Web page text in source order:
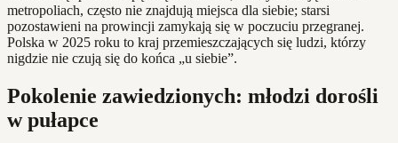
metropoliach, często nie znajdują miejsca dla siebie; starsi
pozostawieni na prowincji zamykają się w poczuciu przegranej.
Polska w 2025 roku to kraj przemieszczających się ludzi, którzy
nigdzie nie czują się do końca „u siebie”.
Pokolenie zawiedzionych: młodzi dorośli
w pułapce